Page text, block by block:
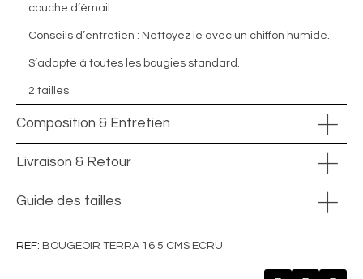
couche d’émail.
Conseils d’entretien : Nettoyez le avec un chiffon humide.
S’adapte à toutes les bougies standard.
2 tailles.
Composition & Entretien
Livraison & Retour
Guide des tailles
REF BOUGEOIR TERRA 16.5 CMS ECRU